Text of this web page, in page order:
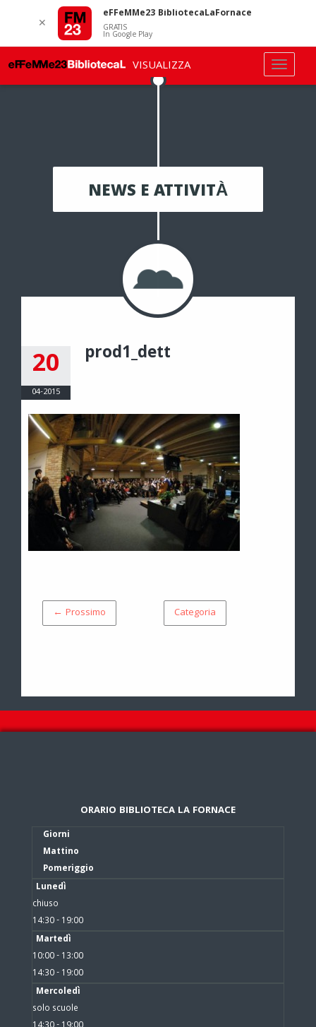
NEWS E ATTIVITÀ
20
04-2015
prod1_dett
← Prossimo Categoria
ORARIO BIBLIOTECA LA FORNACE
Giorni
Mattino
Pomeriggio
Lunedì
chiuso
14:30 - 19:00
Martedì
10:00 - 13:00
14:30 - 19:00
Mercoledì
solo scuole
✕
eFFeMMe23 BibliotecaLaFornace
GRATIS
In Google Play
VISUALIZZA